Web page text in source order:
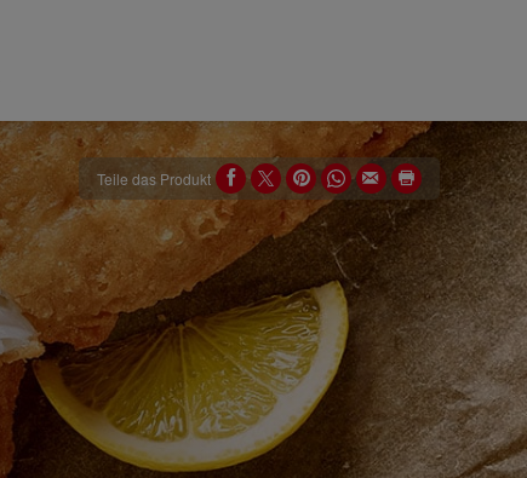
Teile das Produkt